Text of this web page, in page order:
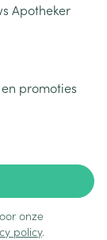
Apotheker
promoties
onze
policy.